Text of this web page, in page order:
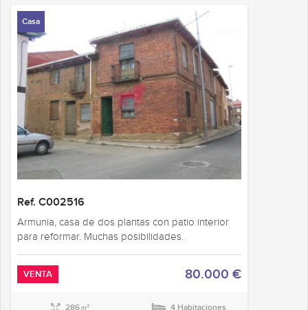
Casa
Ref. C002516
Armunia, casa de dos plantas con patio interior
para reformar. Muchas posibilidades.
VENTA 80.000 €
286m2 4 Habitaciones